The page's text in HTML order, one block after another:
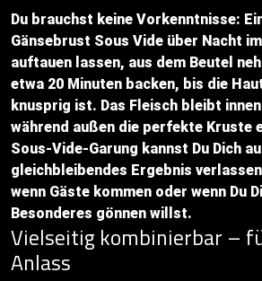
Du brauchst keine Vorkenntnisse:
Gänsebrust Sous Vide über Nacht
auftauen lassen, aus dem Beutel
etwa 20 Minuten backen, bis die
knusprig ist. Das Fleisch bleibt
während außen die perfekte Kruste
Sous-Vide-Garung kannst Du Dich
gleichbleibendes Ergebnis
wenn Gäste kommen oder wenn Du
Besonderes gönnen willst.
Vielseitig kombinierbar –
Anlass